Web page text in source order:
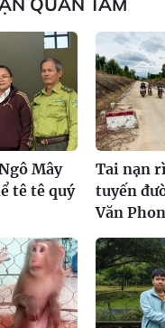
Mây
tê tê quý
Tai nạn
tuyến
Văn